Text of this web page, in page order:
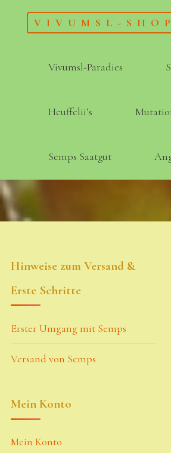
VIVUMSL-SHOP
Vivumsl-Paradies
Heuffelii’s
Semps Saatgut
Hinweise zum Versand &
Erste Schritte
Erster Umgang mit Semps
Versand von Semps
Mein Konto
Mein Konto